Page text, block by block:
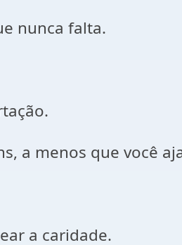
nunca falta.
a menos que você
a caridade.